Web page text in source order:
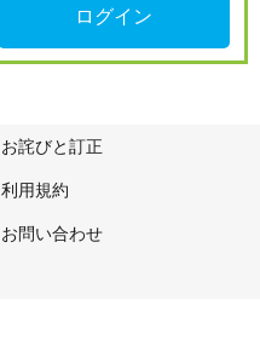
お詫びと訂正
利用規約
お問い合わせ